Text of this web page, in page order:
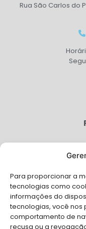
Para proporcionar a
tecnologias como
informações do
tecnologias, você
comportamento de
recusa ou a
Rua São Carlos do